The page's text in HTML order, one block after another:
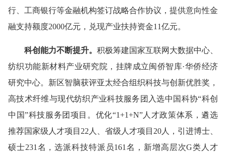
行、工商银行等金融机构签订战略合作协议，提供意向性金
融支持额度2000亿元，兑现产业扶持资金11亿元。
科创能力不断提升。 积极筹建国家互联网大数据中心、
纺织功能新材料产业研究院，挂牌成立闽侨智库·华侨经济
研究中心。新区智脑获评亚太经合组织科技与创新优胜奖，
高技术纤维与现代纺织产业科技服务团入选中国科协“科创
中国”科技服务团项目。优化“1+1+N”人才政策体系，遴选
推荐国家级人才项目22人、省级人才项目20人，引进博士、
硕士231名，选派科技特派员161名，新增高层次G类人才